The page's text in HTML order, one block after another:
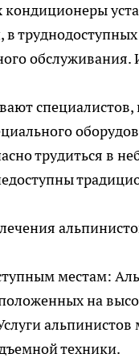
кондиционеры
в
трудиться в
местам:
на
техники.